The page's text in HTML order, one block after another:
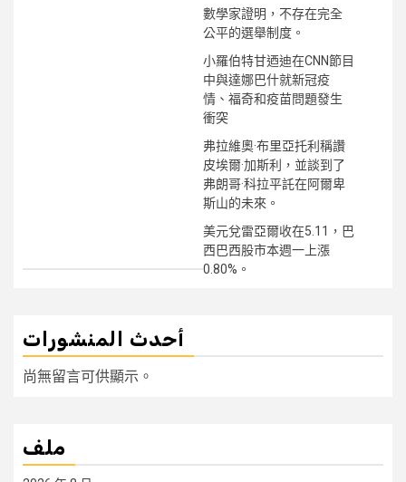
數學家證明，不存在完全
公平的選舉制度。
小羅伯特甘迺迪在CNN節目
中與達娜巴什就新冠疫
情、福奇和疫苗問題發生
衝突
弗拉維奧·布里亞托利稱讚
皮埃爾·加斯利，並談到了
弗朗哥·科拉平託在阿爾卑
斯山的未來。
美元兌雷亞爾收在5.11，巴
西巴西股市本週一上漲
0.80%。
أحدث المنشورات
尚無留言可供顯示。
ملف